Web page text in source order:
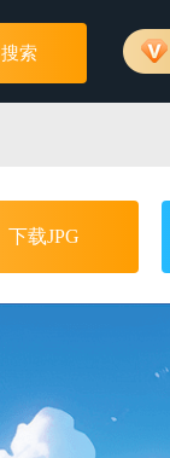
搜索
下载JPG